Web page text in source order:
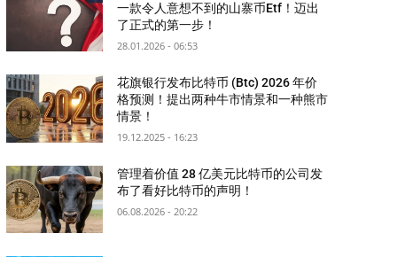
一款令人意想不到的山寨币Etf！迈出
了正式的第一步！
28.01.2026 - 06:53
花旗银行发布比特币 (Btc) 2026 年价
格预测！提出两种牛市情景和一种熊市
情景！
19.12.2025 - 16:23
管理着价值 28 亿美元比特币的公司发
布了看好比特币的声明！
06.08.2026 - 20:22